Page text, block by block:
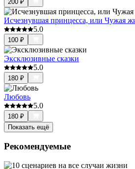
200 ₽
Исчезнувшая принцесса, или Чужая
5.0
100 ₽
Эксклюзивные сказки
5.0
180 ₽
Любовь
5.0
180 ₽
Показать ещё
Рекомендуемые